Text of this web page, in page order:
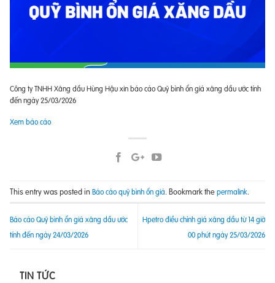
TIN TỨC
Công ty TNHH Xăng dầu Hùng Hậu xin báo cáo Quỹ bình ổn giá xăng dầu ước tính
đến ngày 25/03/2026
Xem báo cáo
This entry was posted inBáo cáo quỹ bình ổn giá. Bookmark thepermalink.
Báo cáo Quỹ bình ổn giá xăng dầu ước
tính đến ngày 24/03/2026
Hpetro điều chỉnh giá xăng dầu từ 14 giờ
00 phút ngày 25/03/2026